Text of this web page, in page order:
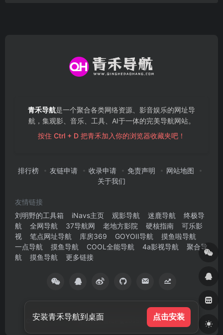
青禾导航是一个聚合各类网络资源、影音娱乐的网址导
航，集观影、音乐、工具、AI于一体的完美导航网站。
按住 Ctrl + D 把青禾加入你的浏览器收藏夹吧！
排行榜 友链申请 收录申请 免责声明
网站地图
关于我们
友情链接
刘明野的工具箱
iNavs主页 观影导航 迷鹿导航
终极导
航
全网导航 37导航网 老地方影院 硬核指南
可乐影
视
笔点网址导航 库房369 GOYOII导航
摸鱼啦导航
一点导航
摸鱼导航 COOL全能导航 4a影视导航
聚合导
航
摸鱼导航 更多链接
Copyright © 2025青禾导航鲁ICP备2025181353号版权所有
安装青禾导航到桌面 点击安装